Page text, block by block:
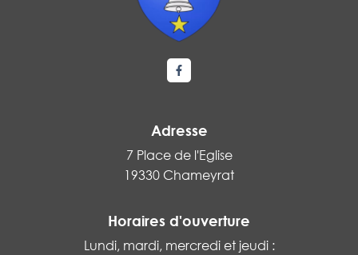
Lien vers le compte Facebook
Adresse
7 Place de l'Eglise
19330 Chameyrat
Horaires d'ouverture
Lundi, mardi, mercredi et jeudi :